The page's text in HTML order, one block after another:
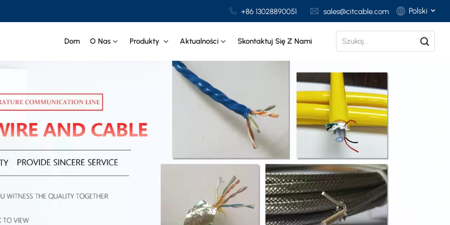
+86 13028890051 sales@citcable.com Polski
Deutsch
Italiano
Español
Dom O Nas Produkty Aktualności Skontaktuj Się Z Nami